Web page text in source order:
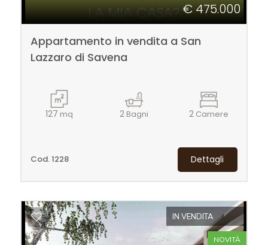
€ 475.000
Appartamento in vendita a San
Lazzaro di Savena
127 mq 2Bagni 2 Camere
Cod. 1228 Dettagli
IN VENDITA
NOVITÀ